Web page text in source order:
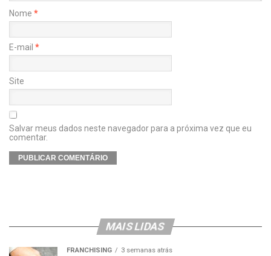
Nome *
E-mail *
Site
Salvar meus dados neste navegador para a próxima vez que eu
comentar.
MAIS LIDAS
FRANCHISING 3 semanas atrás